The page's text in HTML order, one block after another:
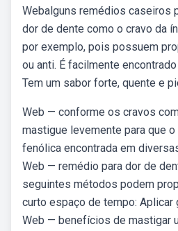
Webalguns remédios caseiros
dor de dente como o cravo da
por exemplo, pois possuem
ou anti. É facilmente
Tem um sabor forte, quente e
Web — conforme os cravos
mastigue levemente para que
fenólica encontrada em
Web — remédio para dor de
seguintes métodos podem
curto espaço de tempo: Aplicar
Web — benefícios de mastigar